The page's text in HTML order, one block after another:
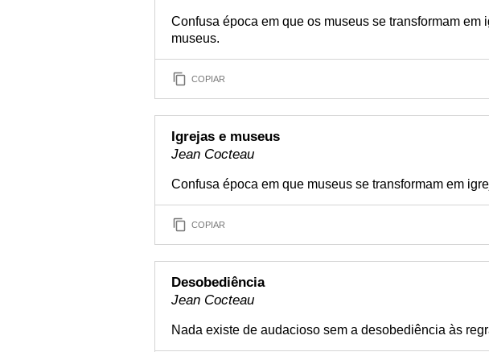
Confusa época em que os museus se transformam em
museus.
COPIAR
Igrejas e museus
Jean Cocteau
Confusa época em que museus se transformam em
COPIAR
Desobediência
Jean Cocteau
Nada existe de audacioso sem a desobediência às